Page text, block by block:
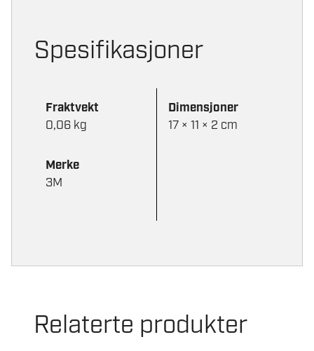
Spesifikasjoner
Fraktvekt
0,06 kg
Dimensjoner
17 × 11 × 2 cm
Merke
3M
Relaterte produkter